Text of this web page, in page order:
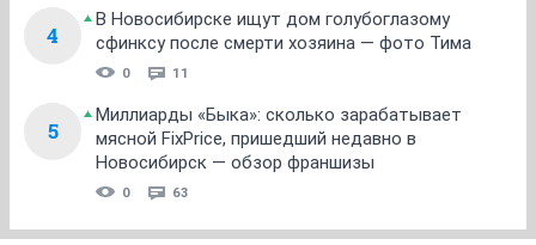
4
В Новосибирске ищут дом голубоглазому
сфинксу после смерти хозяина — фото Тима
0 11
5
Миллиарды «Быка»: сколько зарабатывает
мясной FixPrice, пришедший недавно в
Новосибирск — обзор франшизы
0 63